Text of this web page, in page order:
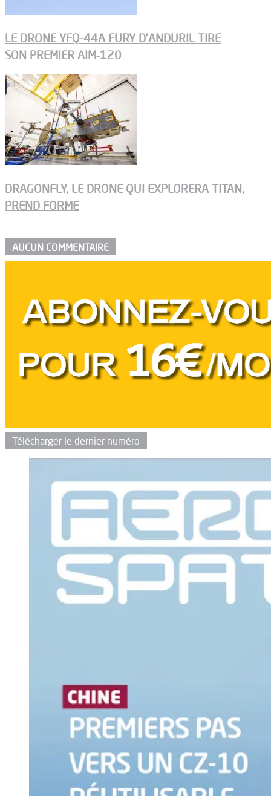
LE DRONE YFQ-44A FURY D’ANDURIL TIRE
SON PREMIER AIM‑120
DRAGONFLY, LE DRONE QUI EXPLORERA TITAN,
PREND FORME
AUCUN COMMENTAIRE
Télécharger le dernier numéro